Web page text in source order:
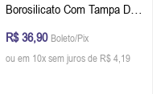
Borosilicato Com Tampa De
600 ml
R$ 36,90 Boleto/Pix
ou em 10x sem juros de R$ 4,19